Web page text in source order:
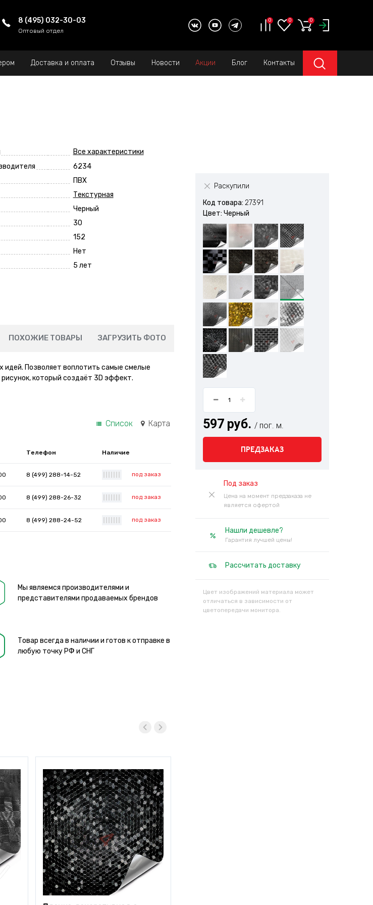
8 (495) 032-30-03
Оптовый отдел
0 0 0
Доставка и оплата Отзывы Новости Акции Блог Контакты
Все характеристики
6234
ПВХ
Текстурная
Черный
30
152
Нет
5 лет
Раскупили
Код товара: 27391
Цвет: Черный
597 руб. / пог. м.
ПРЕДЗАКАЗ
Под заказ
Цена на момент предзаказа не
является офертой
Нашли дешевле?
Гарантия лучшей цены!
Рассчитать доставку
Цвет изображений материала может
отличаться в зависимости от
цветопередачи монитора.
ПОХОЖИЕ ТОВАРЫ ЗАГРУЗИТЬ ФОТО
идей. Позволяет воплотить самые смелые
который создаёт 3D эффект.
Список Карта
Телефон Наличие
8 (499) 288-14-52 под заказ
8 (499) 288-26-32 под заказ
8 (499) 288-24-52 под заказ
Мы являемся производителями и
представителями продаваемых брендов
Товар всегда в наличии и готов к отправке в
любую точку РФ и СНГ